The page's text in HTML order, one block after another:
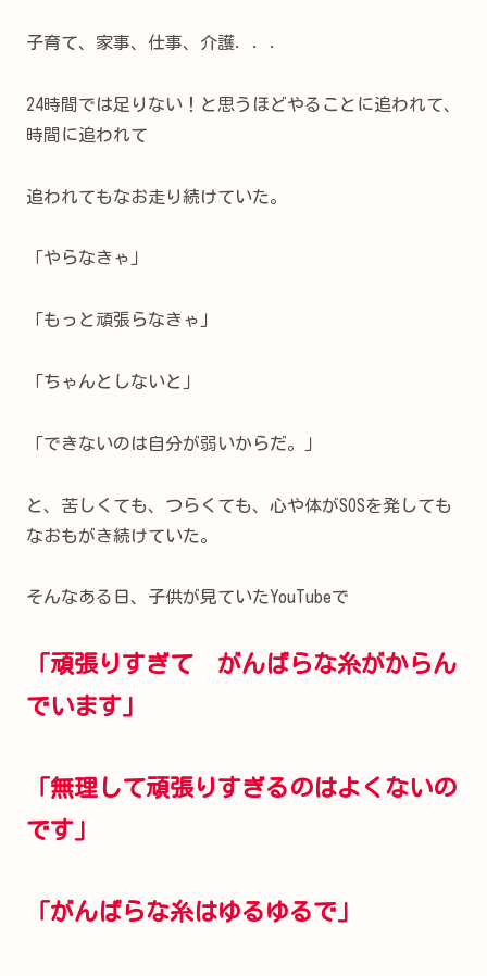
子育て、家事、仕事、介護．．．
24時間では足りない！と思うほどやることに追われて、
時間に追われて
追われてもなお走り続けていた。
「やらなきゃ」
「もっと頑張らなきゃ」
「ちゃんとしないと」
「できないのは自分が弱いからだ。」
と、苦しくても、つらくても、心や体がSOSを発しても
なおもがき続けていた。
そんなある日、子供が見ていたYouTubeで
「頑張りすぎて がんばらな糸がからん
でいます」
「無理して頑張りすぎるのはよくないの
です」
「がんばらな糸はゆるゆるで」